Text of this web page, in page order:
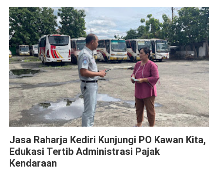
Jasa Raharja Kediri Kunjungi PO Kawan Kita,
Edukasi Tertib Administrasi Pajak
Kendaraan